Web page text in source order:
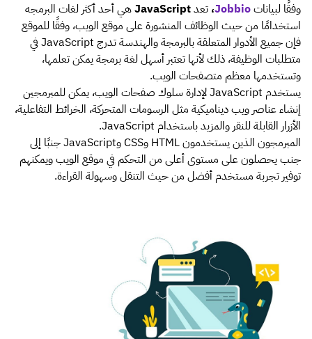
وفقًا لبياناتJobbio، تعدJavaScriptهي أحد أكثر لغات البرمجه
استخدامًا من حيث الوظائف المنشورة على موقع الويب، وفقًا للموقع
فإن جميع الأدوار المتعلقة بالبرمجة والهندسة تدرج JavaScript في
متطلبات الوظيفة، ذلك لأنها تعتبر أسهل لغة برمجة يمكن تعلمها،
وتستخدمها معظم متصفحات الويب.
يستخدم JavaScript لإدارة سلوك صفحات الويب، يمكن للمبرمجين
إنشاء عناصر ويب ديناميكية مثل الرسومات المتحركة، الخرائط التفاعلية،
الأزرار القابلة للنقر والمزيد باستخدام JavaScript.
المبرمجون الذين يستخدمون HTML وCSS وJavaScript جنبًا إلى
جنب يحصلون على مستوى أعلى من التحكم في موقع الويب ويمكنهم
توفير تجربة مستخدم أفضل من حيث التنقل وسهولة القراءة.